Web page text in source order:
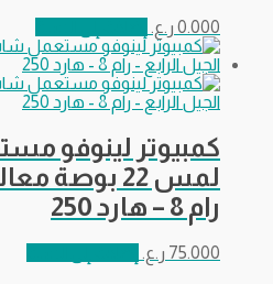
0.000 ر.ع.
كمبيوتر لينوفو
رام 8 – هارد 250
75.000 ر.ع.